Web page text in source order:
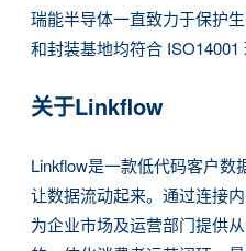
瑞能半导体一直致力于保护
和封装基地均符合 ISO14001
关于Linkflow
Linkflow是一款低代码客户
让数据流动起来。通过连接
为企业市场及运营部门提供